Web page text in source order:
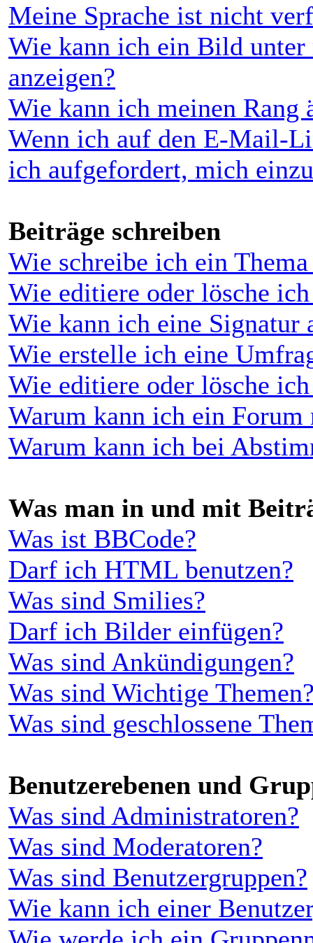
Meine Sprache ist nicht
Wie kann ich ein Bild unter
anzeigen?
Wie kann ich meinen Rang
Wenn ich auf den E-Mail-
ich aufgefordert, mich
Beiträge schreiben
Wie schreibe ich ein
Wie editiere oder lösche
Wie kann ich eine Signatur
Wie erstelle ich eine
Wie editiere oder lösche
Warum kann ich ein Forum
Warum kann ich bei
Was man in und mit
Was ist BBCode?
Darf ich HTML benutzen?
Was sind Smilies?
Darf ich Bilder einfügen?
Was sind Ankündigungen?
Was sind Wichtige
Was sind geschlossene
Benutzerebenen und
Was sind Administratoren?
Was sind Moderatoren?
Was sind Benutzergruppen?
Wie kann ich einer